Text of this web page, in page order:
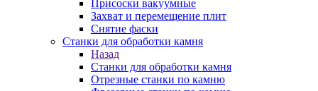
Присоски вакуумные
Захват и перемещение плит
Снятие фаски
Станки для обработки камня
Назад
Станки для обработки камня
Отрезные станки по камню